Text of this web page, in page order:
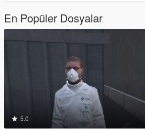
En Popüler Dosyalar
5.0